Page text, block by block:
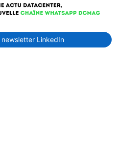
newsletter LinkedIn